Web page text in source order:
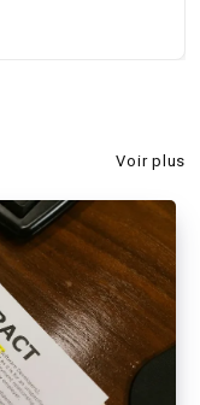
Voir plus